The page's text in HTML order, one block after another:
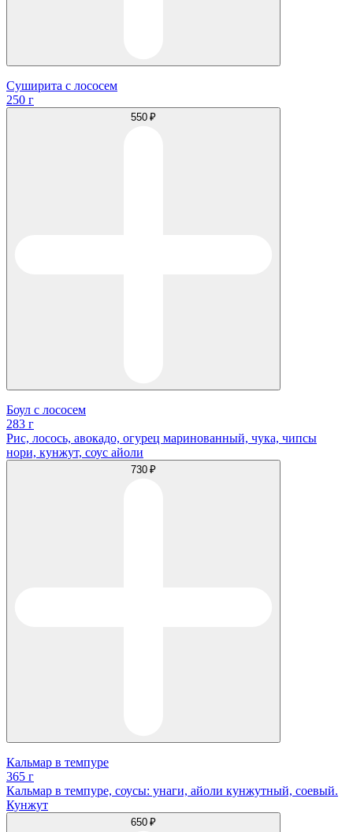
Суширита с лососем
250 г
550 ₽
Боул с лососем
283 г
Рис, лосось, авокадо, огурец маринованный, чука, чипсы
нори, кунжут, соус айоли
730 ₽
Кальмар в темпуре
365 г
Кальмар в темпуре, соусы: унаги, айоли кунжутный, соевый.
Кунжут
650 ₽